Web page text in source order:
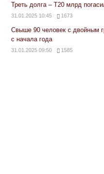
Треть долга – Т20 млрд
31.01.2025 10:45 1673
Свыше 90 человек с двойным
с начала года
31.01.2025 09:50 1585